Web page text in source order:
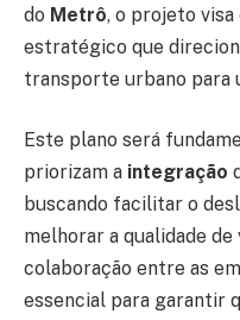
do Metrô, o projeto
estratégico que
transporte urbano para
Este plano será
priorizam a integração
buscando facilitar o
melhorar a qualidade de
colaboração entre as
essencial para garantir